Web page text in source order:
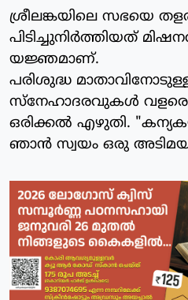
ശ്രീലങ്കയിലെ സഭയെ
പിടിച്ചുനിര്‍ത്തിയത്
യജ്ഞമാണ്.
പരിശുദ്ധ
സ്‌നേഹാദരവുകള്‍ വളരെ
ഒരിക്കല്‍ എഴുതി.
ഞാന്‍ സ്വയം ഒരു